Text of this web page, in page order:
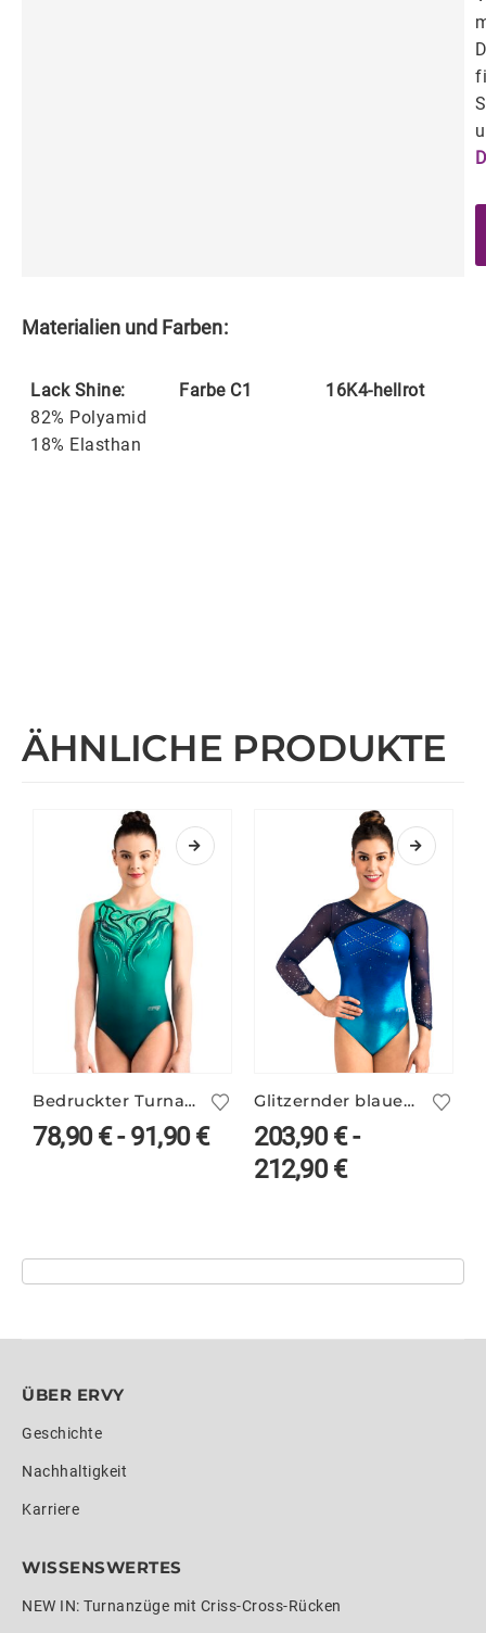
Materialien und Farben:
Lack Shine:
82% Polyamid
18% Elasthan
Farbe C1 16K4-hellrot
ÄHNLICHE PRODUKTE
Bedruckter Turnanzug DYLA/3 ohne Arm
78,90€-91,90€
Glitzernder blauer Wettkampf Anzug ELSY/3
203,90€-
212,90€
ÜBER ERVY
Geschichte
Nachhaltigkeit
Karriere
WISSENSWERTES
NEW IN: Turnanzüge mit Criss-Cross-Rücken